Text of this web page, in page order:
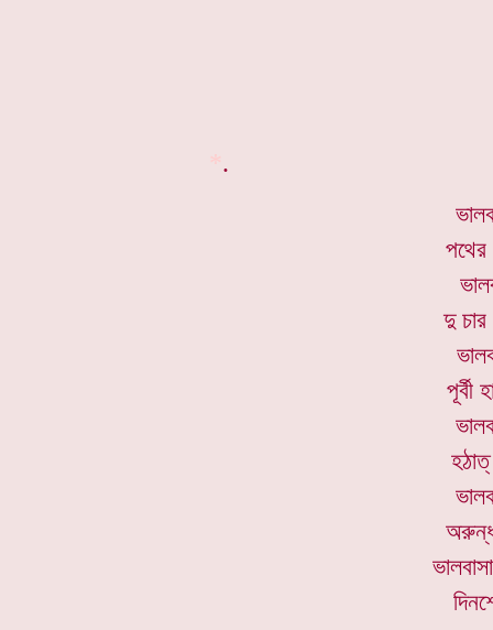
.
পথের
দু চার
পূর্বী